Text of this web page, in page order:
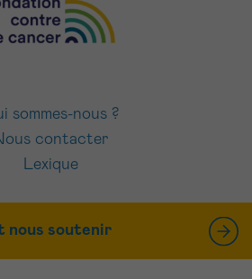
sommes-nous ?
contacter
Lexique
nous soutenir